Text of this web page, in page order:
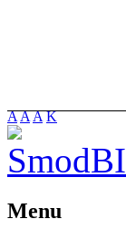
AAA K
Menu